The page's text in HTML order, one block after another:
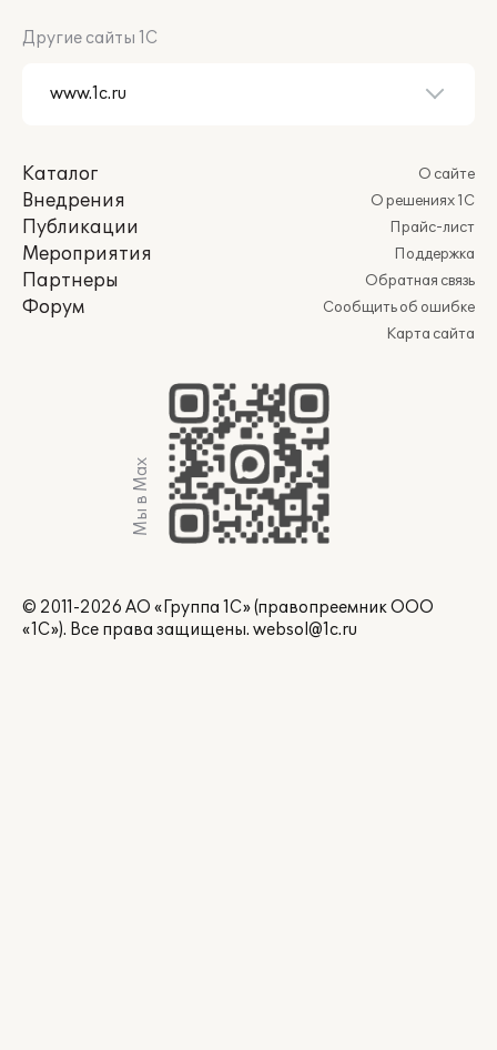
Другие сайты 1С
Каталог
Внедрения
Публикации
Мероприятия
Партнеры
Форум
О сайте
О решениях 1С
Прайс-лист
Поддержка
Обратная связь
Сообщить об ошибке
Карта сайта
Мы в Max
© 2011-2026 АО «Группа 1С» (правопреемник ООО
«1С»). Все права защищены. websol@1c.ru